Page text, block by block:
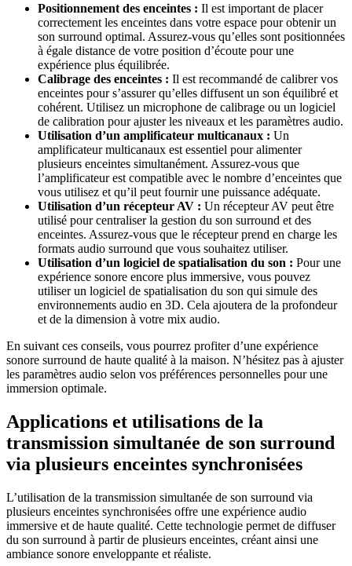
Positionnement des enceintes : Il est important de placer
correctement les enceintes dans votre espace pour obtenir un
son surround optimal. Assurez-vous qu’elles sont positionnées
à égale distance de votre position d’écoute pour une
expérience plus équilibrée.
Calibrage des enceintes : Il est recommandé de calibrer vos
enceintes pour s’assurer qu’elles diffusent un son équilibré et
cohérent. Utilisez un microphone de calibrage ou un logiciel
de calibration pour ajuster les niveaux et les paramètres audio.
Utilisation d’un amplificateur multicanaux : Un
amplificateur multicanaux est essentiel pour alimenter
plusieurs enceintes simultanément. Assurez-vous que
l’amplificateur est compatible avec le nombre d’enceintes que
vous utilisez et qu’il peut fournir une puissance adéquate.
Utilisation d’un récepteur AV : Un récepteur AV peut être
utilisé pour centraliser la gestion du son surround et des
enceintes. Assurez-vous que le récepteur prend en charge les
formats audio surround que vous souhaitez utiliser.
Utilisation d’un logiciel de spatialisation du son : Pour une
expérience sonore encore plus immersive, vous pouvez
utiliser un logiciel de spatialisation du son qui simule des
environnements audio en 3D. Cela ajoutera de la profondeur
et de la dimension à votre mix audio.
En suivant ces conseils, vous pourrez profiter d’une expérience
sonore surround de haute qualité à la maison. N’hésitez pas à ajuster
les paramètres audio selon vos préférences personnelles pour une
immersion optimale.
Applications et utilisations de la
transmission simultanée de son surround
via plusieurs enceintes synchronisées
L’utilisation de la transmission simultanée de son surround via
plusieurs enceintes synchronisées offre une expérience audio
immersive et de haute qualité. Cette technologie permet de diffuser
du son surround à partir de plusieurs enceintes, créant ainsi une
ambiance sonore enveloppante et réaliste.